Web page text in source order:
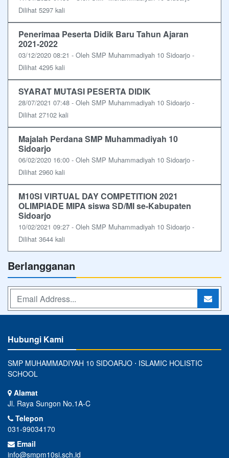
Dilihat 5297 kali
Penerimaa Peserta Didik Baru Tahun Ajaran
2021-2022
03/12/2020 08:21 - Oleh SMP Muhammadiyah 10 Sidoarjo -
Dilihat 4295 kali
SYARAT MUTASI PESERTA DIDIK
28/07/2021 07:48 - Oleh SMP Muhammadiyah 10 Sidoarjo -
Dilihat 27102 kali
Majalah Perdana SMP Muhammadiyah 10
Sidoarjo
06/02/2020 16:00 - Oleh SMP Muhammadiyah 10 Sidoarjo -
Dilihat 2960 kali
M10SI VIRTUAL DAY COMPETITION 2021
OLIMPIADE MIPA siswa SD/MI se-Kabupaten
Sidoarjo
10/02/2021 09:27 - Oleh SMP Muhammadiyah 10 Sidoarjo -
Dilihat 3644 kali
Berlangganan
Hubungi Kami
SMP MUHAMMADIYAH 10 SIDOARJO ⋅ ISLAMIC HOLISTIC
SCHOOL
Alamat
Jl. Raya Sungon No.1A-C
Telepon
031-99034170
Email
info@smpm10si.sch.id